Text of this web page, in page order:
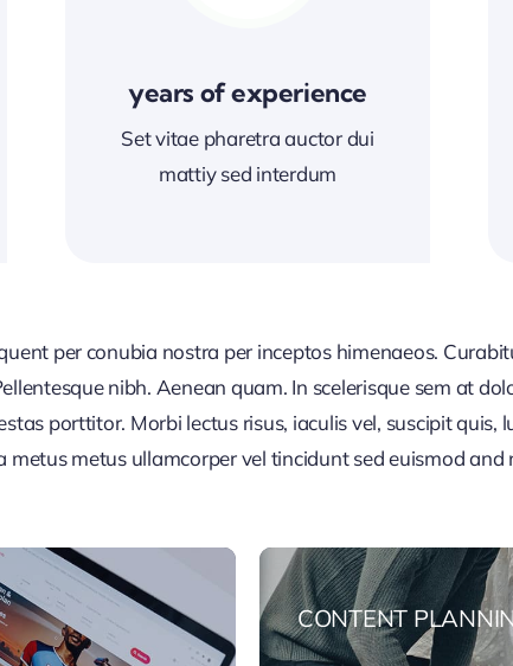
years of experience
Set vitae pharetra auctor dui
mattiy sed interdum
per conubia nostra per inceptos himenaeos.
nibh. Aenean quam. In scelerisque sem at
porttitor. Morbi lectus risus, iaculis vel, suscipit quis,
metus ullamcorper vel tincidunt sed euismod and
CONTENT